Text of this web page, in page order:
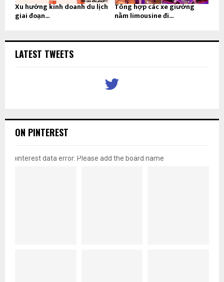
Xu hướng kinh doanh du lịch
giai đoạn...
Tổng hợp các xe giường
nằm limousine đi...
LATEST TWEETS
ON PINTEREST
pinterest data error: Please add the board name